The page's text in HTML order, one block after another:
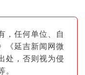
任何单位、自
《延吉新闻网微
处，否则视为侵
。